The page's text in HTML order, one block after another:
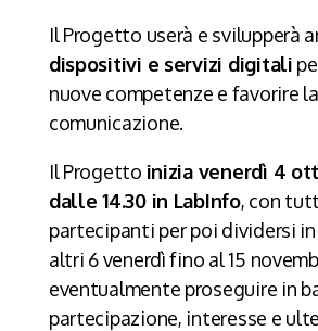
Il Progetto userà e svilupperà
dispositivi e servizi digitali
nuove competenze e favorire la
comunicazione.
Il Progetto inizia venerdì 4
dalle 14.30 in LabInfo, con
partecipanti per poi dividersi
altri 6 venerdì fino al 15
eventualmente proseguire in
partecipazione, interesse e